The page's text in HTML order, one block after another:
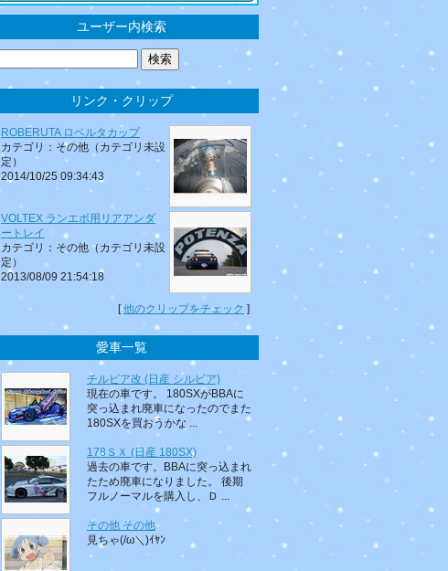
ユーザー内検索
リンク・クリップ
ROBERUTA ロベルタカップ
カテゴリ：その他（カテゴリ未設
定）
2014/10/25 09:34:43
VOLTEX ランエボ用リアアンダ
ートレイ
カテゴリ：その他（カテゴリ未設
定）
2013/08/09 21:54:18
[他のクリップをチェック ]
愛車一覧
チルビア改 (日産 シルビア)
現在の車です。 180SXがBBAに
突っ込まれ廃車になったのでまた
180SXを買おうかな ...
178ＳＸ (日産 180SX)
過去の車です。BBAに突っ込まれ
たため廃車になりました。 後期
フルノーマルを購入し、Ｄ ...
その他 その他
見ちゃ(/ω＼)ｲﾔﾝ